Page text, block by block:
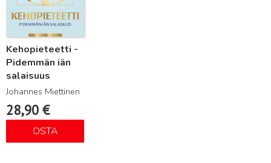
Kehopieteetti -
Pidemmän iän
salaisuus
Johannes Miettinen
28,90 €
OSTA